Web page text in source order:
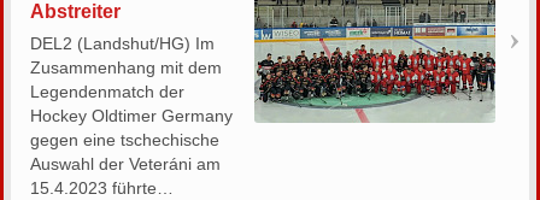
Abstreiter
DEL2 (Landshut/HG) Im
Zusammenhang mit dem
Legendenmatch der
Hockey Oldtimer Germany
gegen eine tschechische
Auswahl der Veteráni am
15.4.2023 führte…